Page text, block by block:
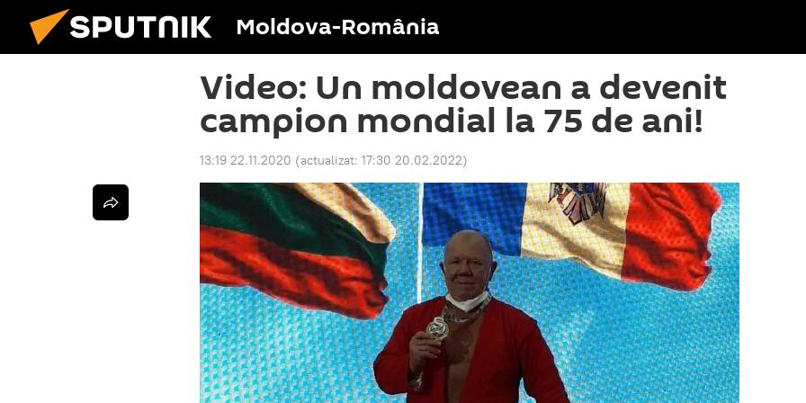
Moldova-România
Video: Un moldovean a devenit
campion mondial la 75 de ani!
13:19 22.11.2020 (actualizat: 17:30 20.02.2022)